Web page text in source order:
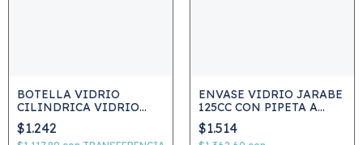
BOTELLA VIDRIO
CILINDRICA VIDRIO
AMBAR 250ML
$1.242
ENVASE VIDRIO JARABE
125CC CON PIPETA A
ROSCA
$1.514